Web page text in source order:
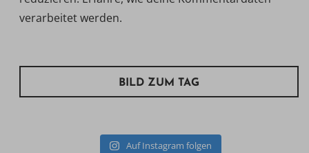
verarbeitet werden.
BILD ZUM TAG
Auf Instagram folgen